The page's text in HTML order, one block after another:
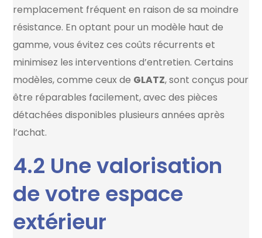
remplacement fréquent en raison de sa moindre
résistance. En optant pour un modèle haut de
gamme, vous évitez ces coûts récurrents et
minimisez les interventions d’entretien. Certains
modèles, comme ceux de GLATZ, sont conçus pour
être réparables facilement, avec des pièces
détachées disponibles plusieurs années après
l’achat.
4.2 Une valorisation
de votre espace
extérieur